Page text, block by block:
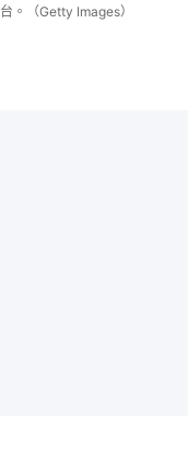
。（Getty Images）